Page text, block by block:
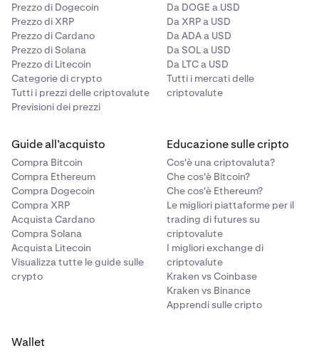
Prezzo di Dogecoin
Prezzo di XRP
Prezzo di Cardano
Prezzo di Solana
Prezzo di Litecoin
Categorie di crypto
Tutti i prezzi delle criptovalute
Previsioni dei prezzi
Da DOGE a USD
Da XRP a USD
Da ADA a USD
Da SOL a USD
Da LTC a USD
Tutti i mercati delle
criptovalute
Guide all’acquisto
Compra Bitcoin
Compra Ethereum
Compra Dogecoin
Compra XRP
Acquista Cardano
Compra Solana
Acquista Litecoin
Visualizza tutte le guide sulle
crypto
Educazione sulle cripto
Cos'è una criptovaluta?
Che cos'è Bitcoin?
Che cos'è Ethereum?
Le migliori piattaforme per il
trading di futures su
criptovalute
I migliori exchange di
criptovalute
Kraken vs Coinbase
Kraken vs Binance
Apprendi sulle cripto
Wallet